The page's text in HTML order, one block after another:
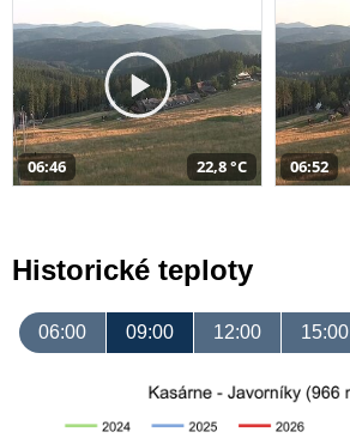
06:46 22,8 °C 06:52
Historické teploty
06:00 09:00 12:00 15:00